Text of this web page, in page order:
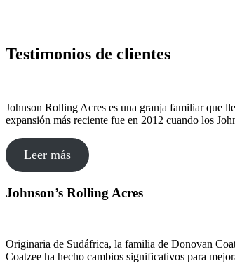
Testimonios de clientes
Johnson Rolling Acres es una granja familiar que
expansión más reciente fue en 2012 cuando los
Leer más
Johnson’s Rolling Acres
Originaria de Sudáfrica, la familia de Donovan
Coatzee ha hecho cambios significativos para